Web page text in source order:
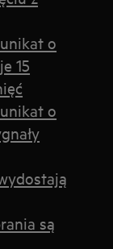
o
15
o
są